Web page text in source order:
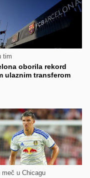
tim
oborila rekord
ulaznim transferom
meč u Chicagu